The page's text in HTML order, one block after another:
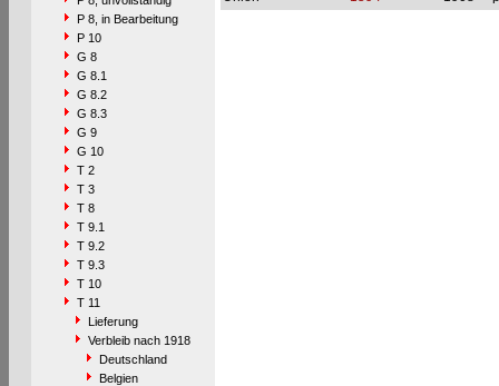
P 8, in Bearbeitung
P 10
G 8
G 8.1
G 8.2
G 8.3
G 9
G 10
T 2
T 3
T 8
T 9.1
T 9.2
T 9.3
T 10
T 11
Lieferung
Verbleib nach 1918
Deutschland
Belgien